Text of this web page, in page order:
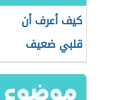
كيف أعرف أن
قلبي ضعيف